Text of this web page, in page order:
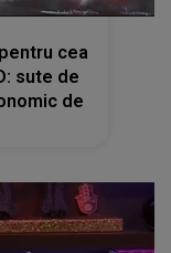
cea
sute de
de